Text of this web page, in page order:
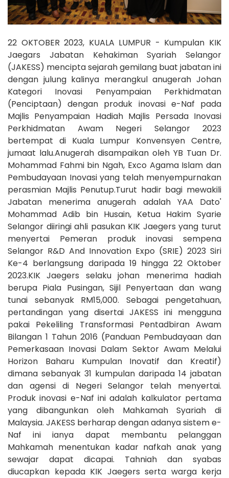
22 OKTOBER 2023, KUALA LUMPUR - Kumpulan KIK
Jaegars Jabatan Kehakiman Syariah Selangor
(JAKESS) mencipta sejarah gemilang buat jabatan ini
dengan julung kalinya merangkul anugerah Johan
Kategori Inovasi Penyampaian Perkhidmatan
(Penciptaan) dengan produk inovasi e-Naf pada
Majlis Penyampaian Hadiah Majlis Persada Inovasi
Perkhidmatan Awam Negeri Selangor 2023
bertempat di Kuala Lumpur Konvensyen Centre,
jumaat lalu.Anugerah disampaikan oleh YB Tuan Dr.
Mohammad Fahmi bin Ngah, Exco Agama Islam dan
Pembudayaan Inovasi yang telah menyempurnakan
perasmian Majlis Penutup.Turut hadir bagi mewakili
Jabatan menerima anugerah adalah YAA Dato'
Mohammad Adib bin Husain, Ketua Hakim Syarie
Selangor diiringi ahli pasukan KIK Jaegers yang turut
menyertai Pemeran produk inovasi sempena
Selangor R&D And Innovation Expo (SRIE) 2023 Siri
Ke-4 berlangsung daripada 19 hingga 22 Oktober
2023.KIK Jaegers selaku johan menerima hadiah
berupa Piala Pusingan, Sijil Penyertaan dan wang
tunai sebanyak RM15,000. Sebagai pengetahuan,
pertandingan yang disertai JAKESS ini mengguna
pakai Pekeliling Transformasi Pentadbiran Awam
Bilangan 1 Tahun 2016 (Panduan Pembudayaan dan
Pemerkasaan Inovasi Dalam Sektor Awam Melalui
Horizon Baharu Kumpulan Inovatif dan Kreatif)
dimana sebanyak 31 kumpulan daripada 14 jabatan
dan agensi di Negeri Selangor telah menyertai.
Produk inovasi e-Naf ini adalah kalkulator pertama
yang dibangunkan oleh Mahkamah Syariah di
Malaysia. JAKESS berharap dengan adanya sistem e-
Naf ini ianya dapat membantu pelanggan
Mahkamah menentukan kadar nafkah anak yang
sewajar dapat dicapai. Tahniah dan syabas
diucapkan kepada KIK Jaegers serta warga kerja